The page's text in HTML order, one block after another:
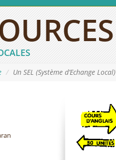
Un SEL (Système d’Echange